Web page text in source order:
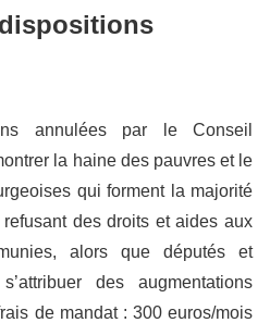
annulées par le Conseil
la haine des pauvres et le
qui forment la majorité
des droits et aides aux
alors que députés et
des augmentations
de mandat : 300 euros/mois